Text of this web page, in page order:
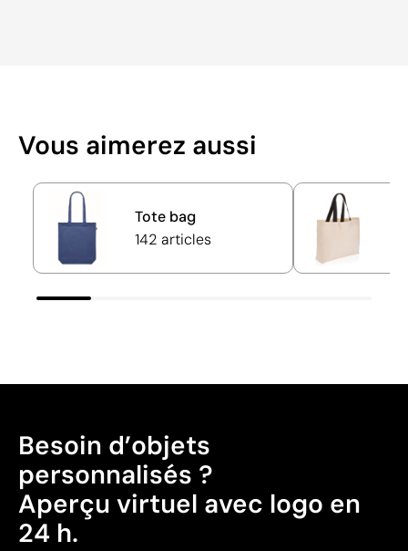
Vous aimerez aussi
Tote bag
142 articles
Besoin d’objets
personnalisés ?
Aperçu virtuel avec logo en
24 h.